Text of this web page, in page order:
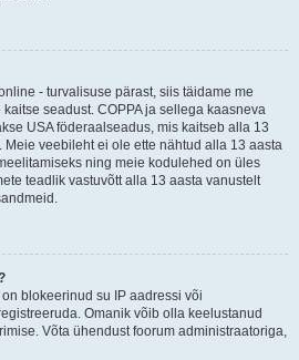
- turvalisuse pärast, siis täidame me
seadust. COPPA ja sellega kaasneva
USA föderaalseadus, mis kaitseb alla 13
Meie veebileht ei ole ette nähtud alla 13 aasta
ning meie kodulehed on üles
teadlik vastuvõtt alla 13 aasta vanustelt
blokeerinud su IP aadressi või
Omanik võib olla keelustanud
Võta ühendust foorum administraatoriga,